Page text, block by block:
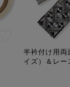
半衿付け用両
イズ）＆レー